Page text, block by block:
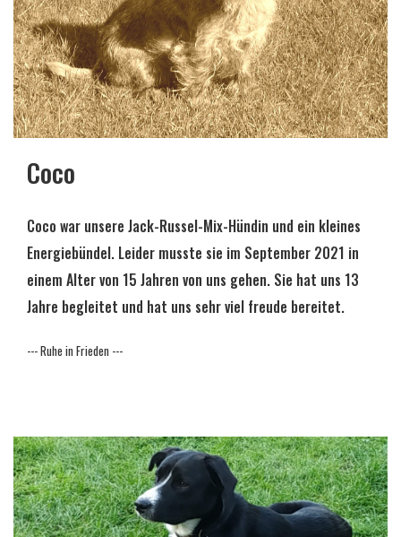
Coco
Coco war unsere Jack-Russel-Mix-Hündin und ein kleines
Energiebündel. Leider musste sie im September 2021 in
einem Alter von 15 Jahren von uns gehen. Sie hat uns 13
Jahre begleitet und hat uns sehr viel freude bereitet.
--- Ruhe in Frieden ---